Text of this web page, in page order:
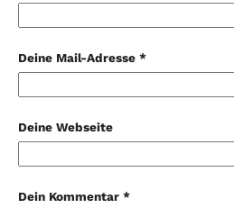
Deine Mail-Adresse *
Deine Webseite
Dein Kommentar *